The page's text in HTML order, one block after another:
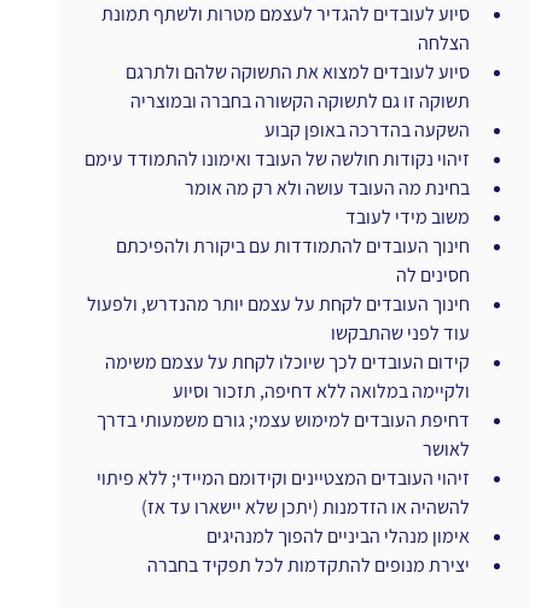
סיוע לעובדים להגדיר לעצמם מטרות ולשתף תמונת
הצלחה
סיוע לעובדים למצוא את התשוקה שלהם ולתרגם
תשוקה זו גם לתשוקה הקשורה בחברה ובמוצריה
השקעה בהדרכה באופן קבוע
זיהוי נקודות חולשה של העובד ואימונו להתמודד עימם
בחינת מה העובד עושה ולא רק מה אומר
משוב מידי לעובד
חינוך העובדים להתמודדות עם ביקורת ולהפיכתם
חסינים לה
חינוך העובדים לקחת על עצמם יותר מהנדרש, ולפעול
עוד לפני שהתבקשו
קידום העובדים לכך שיוכלו לקחת על עצמם משימה
ולקיימה במלואה ללא דחיפה, תזכור וסיוע
דחיפת העובדים למימוש עצמי; גורם משמעותי בדרך
לאושר
זיהוי העובדים המצטיינים וקידומם המיידי; ללא פיתוי
להשהיה או הזדמנות (יתכן שלא יישארו עד אז)
אימון מנהלי הביניים להפוך למנהיגים
יצירת מנופים להתקדמות לכל תפקיד בחברה